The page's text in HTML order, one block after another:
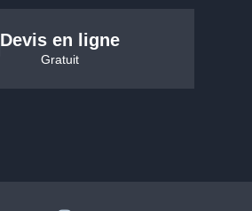
Devis en ligne
Gratuit